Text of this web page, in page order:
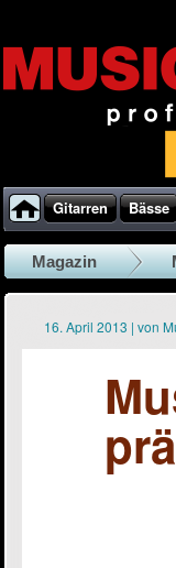
Gitarren Bässe
Magazin
16. April 2013 | von